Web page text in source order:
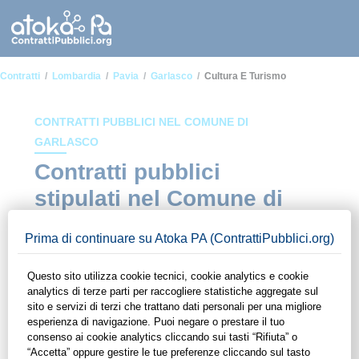
Contratti Lombardia Pavia Garlasco Cultura E Turismo
CONTRATTI PUBBLICI NEL COMUNE DI
GARLASCO
Contratti pubblici
stipulati nel Comune di
Cultura e turismo
In questa sezione del sito di ContrattiPubblici.org potrai avere
ad alcuni dei contratti presenti nella piattaforma stipulati
all'interno del Comune di Garlasco in ambito Cultura e
turismo. Grazie alle funzionalità di ContrattiPubblici.org potrai
monitorare la scadenza dei contratti pubblici di tuo interesse e
programmare la tua attività commerciale con le Pubbliche